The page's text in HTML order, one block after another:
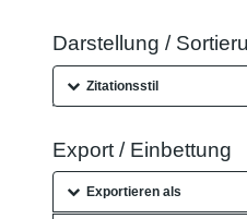
Darstellung /
Zitationsstil
Export / Einbettung
Exportieren als